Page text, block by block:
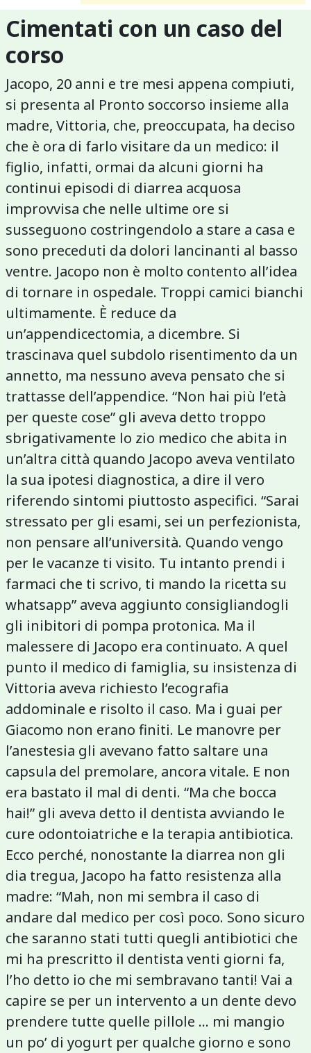
Cimentati con un caso del
corso
Jacopo, 20 anni e tre mesi appena compiuti,
si presenta al Pronto soccorso insieme alla
madre, Vittoria, che, preoccupata, ha deciso
che è ora di farlo visitare da un medico: il
figlio, infatti, ormai da alcuni giorni ha
continui episodi di diarrea acquosa
improvvisa che nelle ultime ore si
susseguono costringendolo a stare a casa e
sono preceduti da dolori lancinanti al basso
ventre. Jacopo non è molto contento all’idea
di tornare in ospedale. Troppi camici bianchi
ultimamente. È reduce da
un’appendicectomia, a dicembre. Si
trascinava quel subdolo risentimento da un
annetto, ma nessuno aveva pensato che si
trattasse dell’appendice. “Non hai più l’età
per queste cose” gli aveva detto troppo
sbrigativamente lo zio medico che abita in
un’altra città quando Jacopo aveva ventilato
la sua ipotesi diagnostica, a dire il vero
riferendo sintomi piuttosto aspecifici. “Sarai
stressato per gli esami, sei un perfezionista,
non pensare all’università. Quando vengo
per le vacanze ti visito. Tu intanto prendi i
farmaci che ti scrivo, ti mando la ricetta su
whatsapp” aveva aggiunto consigliandogli
gli inibitori di pompa protonica. Ma il
malessere di Jacopo era continuato. A quel
punto il medico di famiglia, su insistenza di
Vittoria aveva richiesto l’ecografia
addominale e risolto il caso. Ma i guai per
Giacomo non erano finiti. Le manovre per
l’anestesia gli avevano fatto saltare una
capsula del premolare, ancora vitale. E non
era bastato il mal di denti. “Ma che bocca
hai!” gli aveva detto il dentista avviando le
cure odontoiatriche e la terapia antibiotica.
Ecco perché, nonostante la diarrea non gli
dia tregua, Jacopo ha fatto resistenza alla
madre: “Mah, non mi sembra il caso di
andare dal medico per così poco. Sono sicuro
che saranno stati tutti quegli antibiotici che
mi ha prescritto il dentista venti giorni fa,
l’ho detto io che mi sembravano tanti! Vai a
capire se per un intervento a un dente devo
prendere tutte quelle pillole … mi mangio
un po’ di yogurt per qualche giorno e sono